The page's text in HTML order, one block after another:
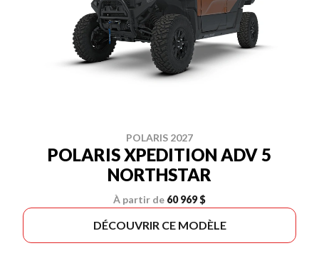
POLARIS 2027
POLARIS XPEDITION ADV 5
NORTHSTAR
À partir de 60 969 $
DÉCOUVRIR CE MODÈLE